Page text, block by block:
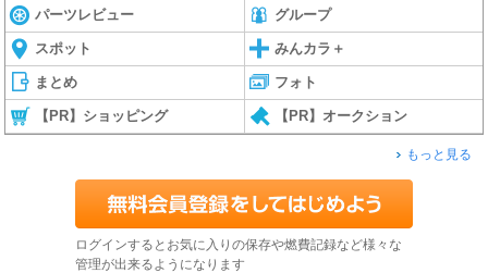
パーツレビュー グループ
スポット みんカラ＋
まとめ フォト
【PR】ショッピング 【PR】オークション
もっと見る
ログインするとお気に入りの保存や燃費記録など様々な
管理が出来るようになります